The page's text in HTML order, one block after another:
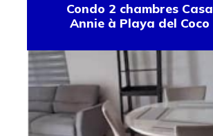
Condo 2 chambres Casa
Annie à Playa del Coco